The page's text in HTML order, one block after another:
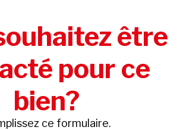
être
pour ce
bien?
ce formulaire.